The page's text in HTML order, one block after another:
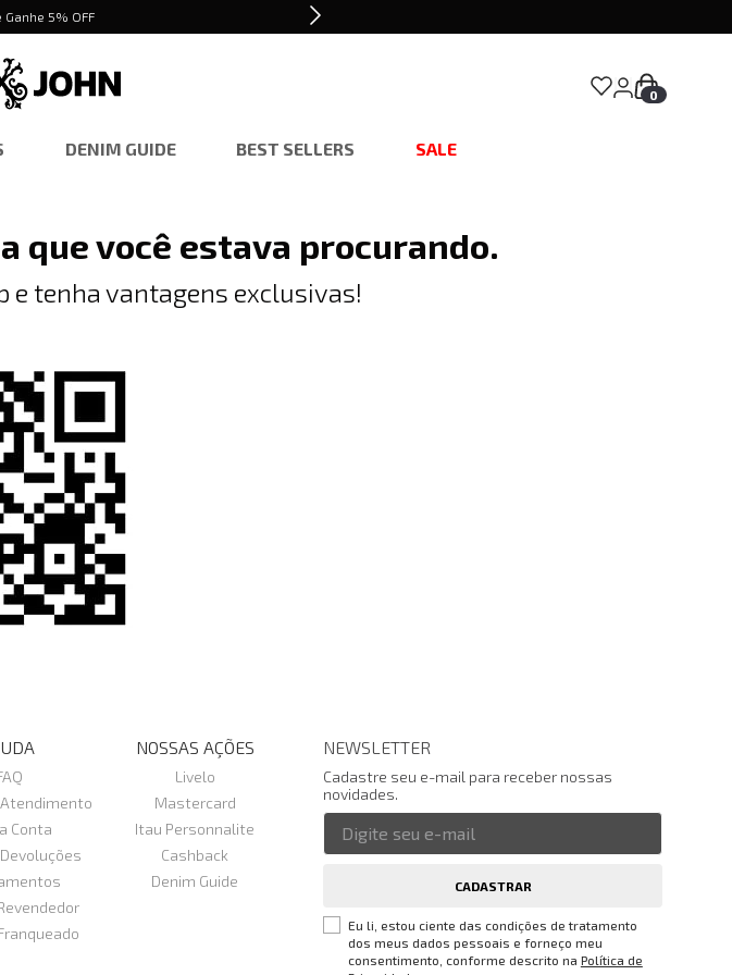
5% OFF
0
DENIM GUIDE BEST SELLERS SALE
que você estava procurando.
e tenha vantagens exclusivas!
Conta
NOSSAS AÇÕES
Livelo
Mastercard
Itau Personnalite
Cashback
Denim Guide
NEWSLETTER
Cadastre seu e-mail para receber nossas
novidades.
CADASTRAR
Eu li, estou ciente das condições de tratamento
dos meus dados pessoais e forneço meu
consentimento, conforme descrito na Política de